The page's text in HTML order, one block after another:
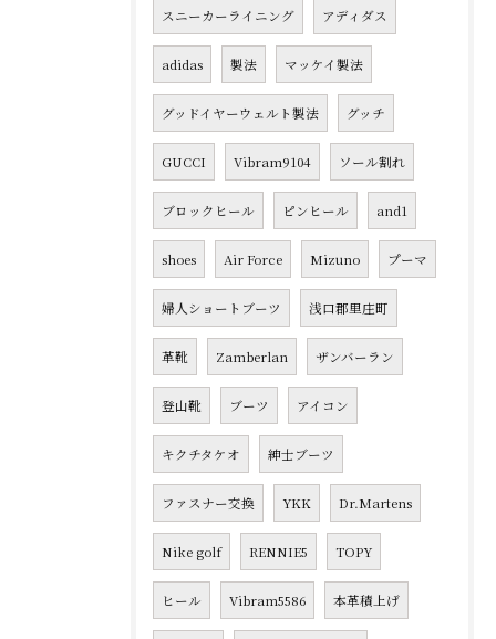
スニーカーライニング アディダス
adidas 製法 マッケイ製法
グッドイヤーウェルト製法 グッチ
GUCCI Vibram9104 ソール割れ
ブロックヒール ピンヒール and1
shoes Air Force Mizuno プーマ
婦人ショートブーツ 浅口郡里庄町
革靴 Zamberlan ザンバーラン
登山靴 ブーツ アイコン
キクチタケオ 紳士ブーツ
ファスナー交換 YKK Dr.Martens
Nike golf RENNIE5 TOPY
ヒール Vibram5586 本革積上げ